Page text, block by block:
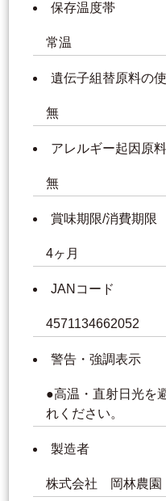
保存温度帯
常温
遺伝子組替原料の
無
アレルギー起因原
無
賞味期限/消費期限
4ヶ月
JANコード
4571134662052
警告・強調表示
●高温・直射日光を
れください。
製造者
株式会社 岡林農園